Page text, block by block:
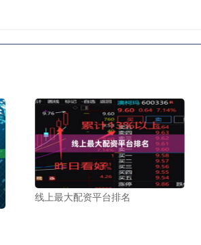
线上最大配资平台排名